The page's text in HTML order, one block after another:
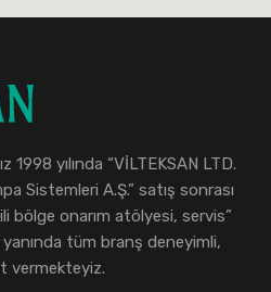
1998 yılında “VİLTEKSAN LTD.
Sistemleri A.Ş.” satış sonrası
bölge onarım atölyesi, servis”
tüm branş deneyimli,
vermekteyiz.